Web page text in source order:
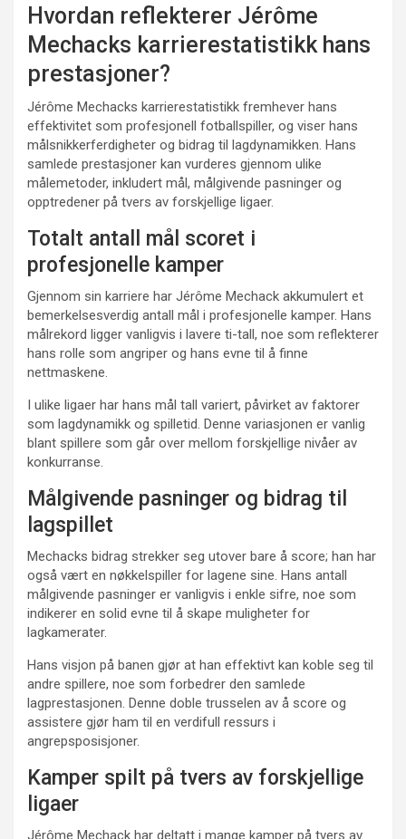
Hvordan reflekterer Jérôme
Mechacks karrierestatistikk hans
prestasjoner?
Jérôme Mechacks karrierestatistikk fremhever hans
effektivitet som profesjonell fotballspiller, og viser hans
målsnikkerferdigheter og bidrag til lagdynamikken. Hans
samlede prestasjoner kan vurderes gjennom ulike
målemetoder, inkludert mål, målgivende pasninger og
opptredener på tvers av forskjellige ligaer.
Totalt antall mål scoret i
profesjonelle kamper
Gjennom sin karriere har Jérôme Mechack akkumulert et
bemerkelsesverdig antall mål i profesjonelle kamper. Hans
målrekord ligger vanligvis i lavere ti-tall, noe som reflekterer
hans rolle som angriper og hans evne til å finne
nettmaskene.
I ulike ligaer har hans mål tall variert, påvirket av faktorer
som lagdynamikk og spilletid. Denne variasjonen er vanlig
blant spillere som går over mellom forskjellige nivåer av
konkurranse.
Målgivende pasninger og bidrag til
lagspillet
Mechacks bidrag strekker seg utover bare å score; han har
også vært en nøkkelspiller for lagene sine. Hans antall
målgivende pasninger er vanligvis i enkle sifre, noe som
indikerer en solid evne til å skape muligheter for
lagkamerater.
Hans visjon på banen gjør at han effektivt kan koble seg til
andre spillere, noe som forbedrer den samlede
lagprestasjonen. Denne doble trusselen av å score og
assistere gjør ham til en verdifull ressurs i
angrepsposisjoner.
Kamper spilt på tvers av forskjellige
ligaer
Jérôme Mechack har deltatt i mange kamper på tvers av